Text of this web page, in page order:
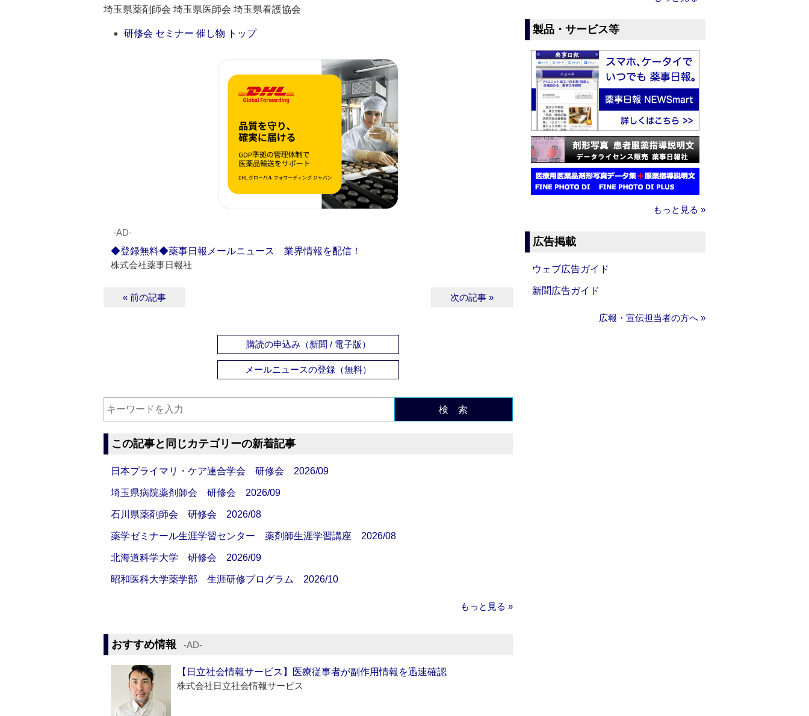
埼玉県薬剤師会 埼玉県医師会 埼玉県看護協会
研修会 セミナー 催し物 トップ
‐AD‐
◆登録無料◆薬事日報メールニュース 業界情報を配信！
株式会社薬事日報社
« 前の記事 次の記事 »
購読の申込み（新聞 / 電子版）
メールニュースの登録（無料）
検 索
この記事と同じカテゴリーの新着記事
日本プライマリ・ケア連合学会 研修会 2026/09
埼玉県病院薬剤師会 研修会 2026/09
石川県薬剤師会 研修会 2026/08
薬学ゼミナール生涯学習センター 薬剤師生涯学習講座 2026/08
北海道科学大学 研修会 2026/09
昭和医科大学薬学部 生涯研修プログラム 2026/10
もっと見る »
おすすめ情報 ‐AD‐
【日立社会情報サービス】医療従事者が副作用情報を迅速確認
株式会社日立社会情報サービス
製品・サービス等
もっと見る »
広告掲載
ウェブ広告ガイド
新聞広告ガイド
広報・宣伝担当者の方へ »